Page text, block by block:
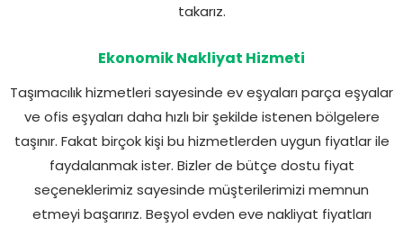
takarız.
Ekonomik Nakliyat Hizmeti
Taşımacılık hizmetleri sayesinde ev eşyaları parça eşyalar
ve ofis eşyaları daha hızlı bir şekilde istenen bölgelere
taşınır. Fakat birçok kişi bu hizmetlerden uygun fiyatlar ile
faydalanmak ister. Bizler de bütçe dostu fiyat
seçeneklerimiz sayesinde müşterilerimizi memnun
etmeyi başarırız. Beşyol evden eve nakliyat fiyatları